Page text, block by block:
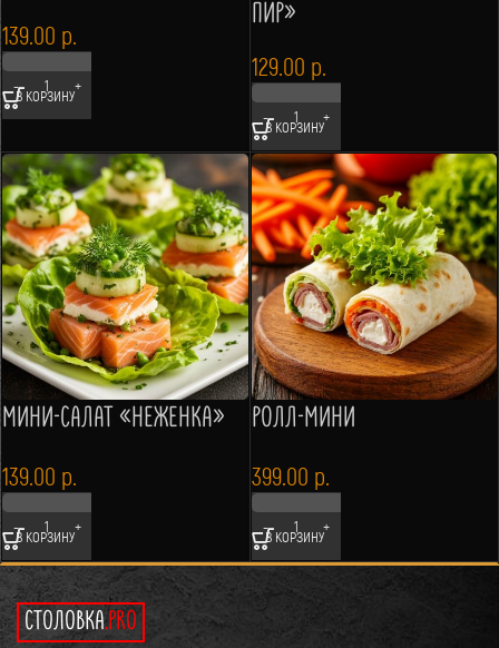
139.00 р.
В КОРЗИНУ
ПИР»
129.00 р.
В КОРЗИНУ
МИНИ-САЛАТ «НЕЖЕНКА»
139.00 р.
В КОРЗИНУ
РОЛЛ-МИНИ
399.00 р.
В КОРЗИНУ
СТОЛОВКА.PRO